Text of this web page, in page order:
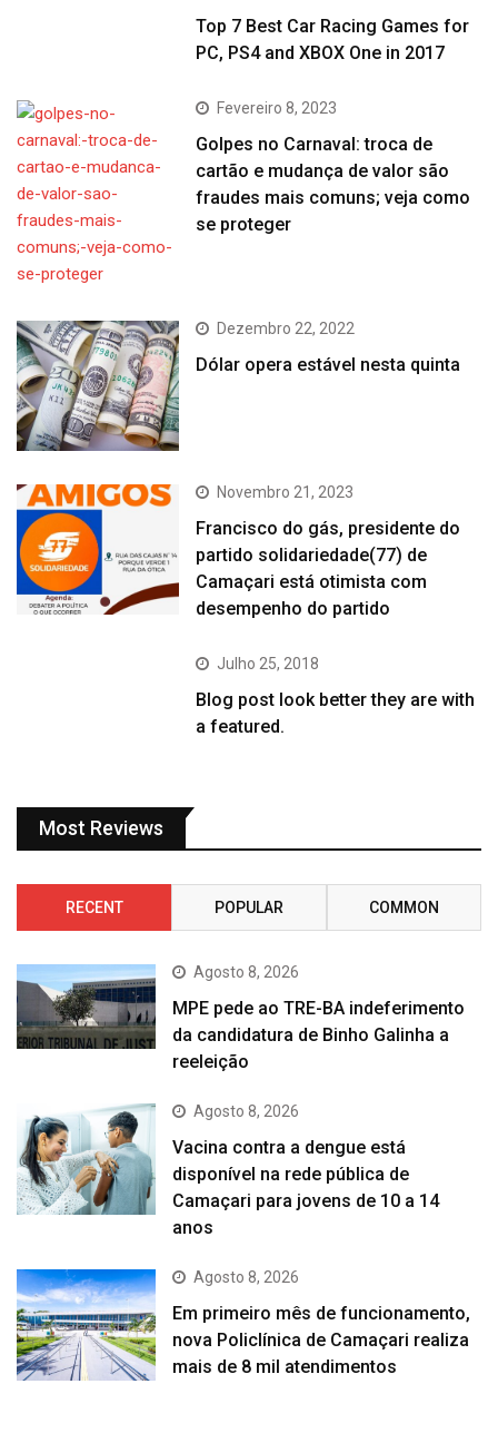
Top 7 Best Car Racing Games for
PC, PS4 and XBOX One in 2017
Fevereiro 8, 2023
Golpes no Carnaval: troca de
cartão e mudança de valor são
fraudes mais comuns; veja como
se proteger
Dezembro 22, 2022
Dólar opera estável nesta quinta
Novembro 21, 2023
Francisco do gás, presidente do
partido solidariedade(77) de
Camaçari está otimista com
desempenho do partido
Julho 25, 2018
Blog post look better they are with
a featured.
Most Reviews
RECENT POPULAR COMMON
Agosto 8, 2026
MPE pede ao TRE-BA indeferimento
da candidatura de Binho Galinha a
reeleição
Agosto 8, 2026
Vacina contra a dengue está
disponível na rede pública de
Camaçari para jovens de 10 a 14
anos
Agosto 8, 2026
Em primeiro mês de funcionamento,
nova Policlínica de Camaçari realiza
mais de 8 mil atendimentos